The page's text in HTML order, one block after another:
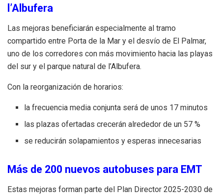
l’Albufera
Las mejoras beneficiarán especialmente al tramo
compartido entre Porta de la Mar y el desvío de El Palmar,
uno de los corredores con más movimiento hacia las playas
del sur y el parque natural de l’Albufera.
Con la reorganización de horarios:
la frecuencia media conjunta será de unos 17 minutos
las plazas ofertadas crecerán alrededor de un 57 %
se reducirán solapamientos y esperas innecesarias
Más de 200 nuevos autobuses para EMT
Estas mejoras forman parte del Plan Director 2025-2030 de